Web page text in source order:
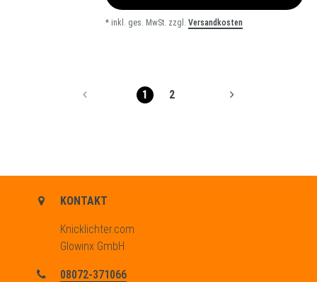
* inkl. ges. MwSt. zzgl. Versandkosten
1 2
KONTAKT
Knicklichter.com
Glowinx GmbH
08072-371066